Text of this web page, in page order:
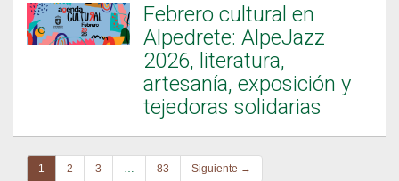
Febrero cultural en
Alpedrete: AlpeJazz
2026, literatura,
artesanía, exposición y
tejedoras solidarias
1 2 3 … 83 Siguiente →